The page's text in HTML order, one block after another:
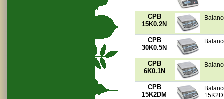
CPB
15K0.2N
CPB
30K0.5N
CPB
6K0.1N
CPB
15K2DM